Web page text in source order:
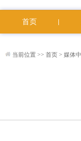
首页
当前位置 >> 首页 > 媒体